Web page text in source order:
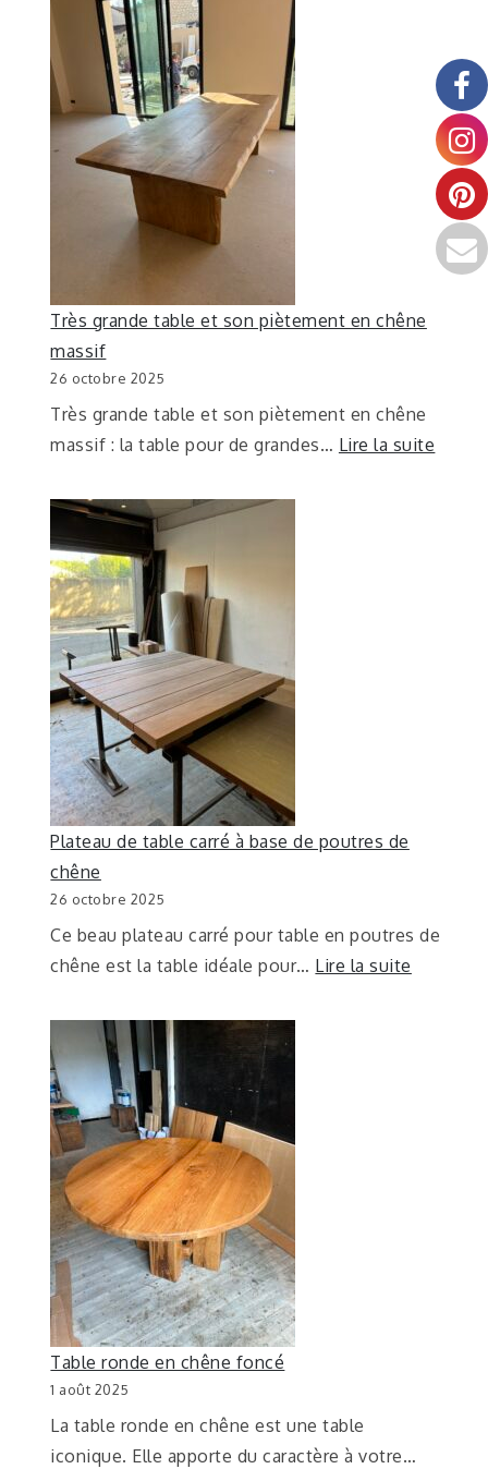
Très grande table et son piètement en chêne
massif
26 octobre 2025
Très grande table et son piètement en chêne
massif : la table pour de grandes… Lire la suite
Plateau de table carré à base de poutres de
chêne
26 octobre 2025
Ce beau plateau carré pour table en poutres de
chêne est la table idéale pour… Lire la suite
Table ronde en chêne foncé
1 août 2025
La table ronde en chêne est une table
iconique. Elle apporte du caractère à votre…